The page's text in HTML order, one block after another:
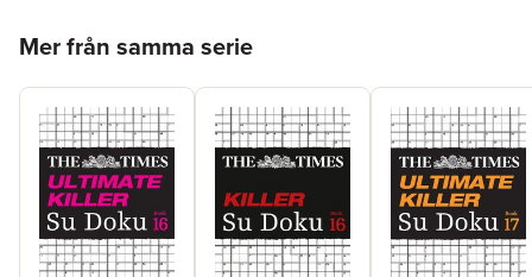
Mer från samma serie